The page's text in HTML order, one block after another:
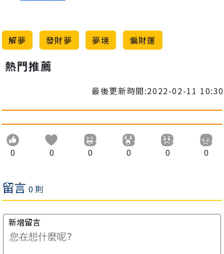
解夢 發財夢 夢境 偏財運
熱門推薦
最後更新時間:2022-02-11 10:30
0 0 0 0 0 0